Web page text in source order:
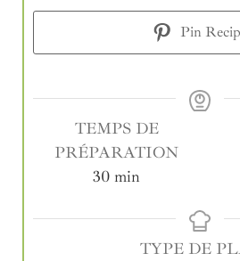
Pin
TEMPS DE
PRÉPARATION
30 min
TYPE DE